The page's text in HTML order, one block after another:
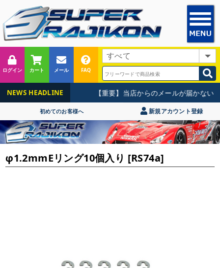
ログイン カート メール FAQ
NEWS HEADLINE 【重要】当店からのメールが届かない
初めてのお客様へ 新規アカウント登録
φ1.2mmEリング10個入り [RS74a]